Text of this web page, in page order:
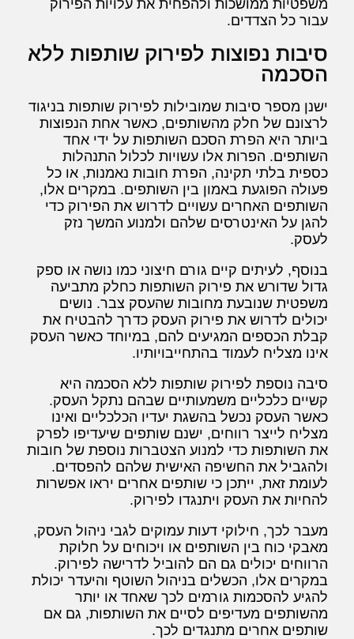
משפטיות ממושכות ולהפחית את עלויות הפירוק
עבור כל הצדדים.
סיבות נפוצות לפירוק שותפות ללא
הסכמה
ישנן מספר סיבות שמובילות לפירוק שותפות בניגוד
לרצונם של חלק מהשותפים, כאשר אחת הנפוצות
ביותר היא הפרת הסכם השותפות על ידי אחד
השותפים. הפרות אלו עשויות לכלול התנהלות
כספית בלתי תקינה, הפרת חובות נאמנות, או כל
פעולה הפוגעת באמון בין השותפים. במקרים אלו,
השותפים האחרים עשויים לדרוש את הפירוק כדי
להגן על האינטרסים שלהם ולמנוע המשך נזק
לעסק.
בנוסף, לעיתים קיים גורם חיצוני כמו נושה או ספק
גדול שדורש את פירוק השותפות כחלק מתביעה
משפטית שנובעת מחובות שהעסק צבר. נושים
יכולים לדרוש את פירוק העסק כדרך להבטיח את
קבלת הכספים המגיעים להם, במיוחד כאשר העסק
אינו מצליח לעמוד בהתחייבויותיו.
סיבה נוספת לפירוק שותפות ללא הסכמה היא
קשיים כלכליים משמעותיים שבהם נתקל העסק.
כאשר העסק נכשל בהשגת יעדיו הכלכליים ואינו
מצליח לייצר רווחים, ישנם שותפים שיעדיפו לפרק
את השותפות כדי למנוע הצטברות נוספת של חובות
ולהגביל את החשיפה האישית שלהם להפסדים.
לעומת זאת, ייתכן כי שותפים אחרים יראו אפשרות
להחיות את העסק ויתנגדו לפירוק.
מעבר לכך, חילוקי דעות עמוקים לגבי ניהול העסק,
מאבקי כוח בין השותפים או ויכוחים על חלוקת
הרווחים יכולים גם הם להוביל לדרישה לפירוק.
במקרים אלו, הכשלים בניהול השוטף והיעדר יכולת
להגיע להסכמות גורמים לכך שאחד או יותר
מהשותפים מעדיפים לסיים את השותפות, גם אם
שותפים אחרים מתנגדים לכך.